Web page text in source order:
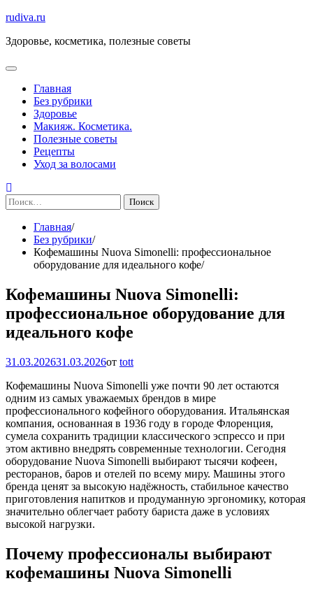
Перейти
содержимому
rudiva.ru
Здоровье, косметика, полезные советы
Главная
Без рубрики
Здоровье
Макияж. Косметика.
Полезные советы
Рецепты
Уход за волосами
Найти:
Главная
Без рубрики
Кофемашины Nuova Simonelli: профессиональное
оборудование для идеального кофе
Кофемашины Nuova Simonelli:
профессиональное оборудование для
идеального кофе
31.03.202631.03.2026от tott
Кофемашины Nuova Simonelli уже почти 90 лет остаются
одним из самых уважаемых брендов в мире
профессионального кофейного оборудования. Итальянская
компания, основанная в 1936 году в городе Флоренция,
сумела сохранить традиции классического эспрессо и при
этом активно внедрять современные технологии. Сегодня
оборудование Nuova Simonelli выбирают тысячи кофеен,
ресторанов, баров и отелей по всему миру. Машины этого
бренда ценят за высокую надёжность, стабильное качество
приготовления напитков и продуманную эргономику, которая
значительно облегчает работу бариста даже в условиях
высокой нагрузки.
Почему профессионалы выбирают
кофемашины Nuova Simonelli